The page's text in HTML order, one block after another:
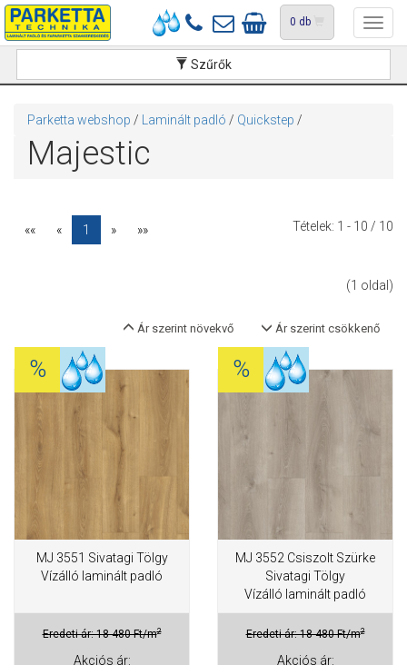
0 db
Szűrők
Parketta webshop / Laminált padló / Quickstep /
Majestic
«« « 1 » »» Tételek: 1 - 10 / 10
(1 oldal)
Ár szerint csökkenő
Ár szerint növekvő
%
MJ 3551 Sivatagi Tölgy
Vízálló laminált padló
Eredeti ár: 18 480 Ft/m2
Akciós ár:
%
MJ 3552 Csiszolt Szürke
Sivatagi Tölgy
Vízálló laminált padló
Eredeti ár: 18 480 Ft/m2
Akciós ár: